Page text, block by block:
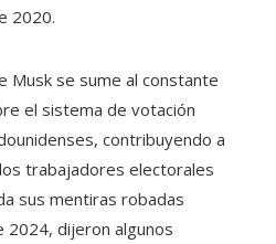
2020.
Musk se sume al constante
el sistema de votación
contribuyendo a
trabajadores electorales
sus mentiras robadas
2024, dijeron algunos